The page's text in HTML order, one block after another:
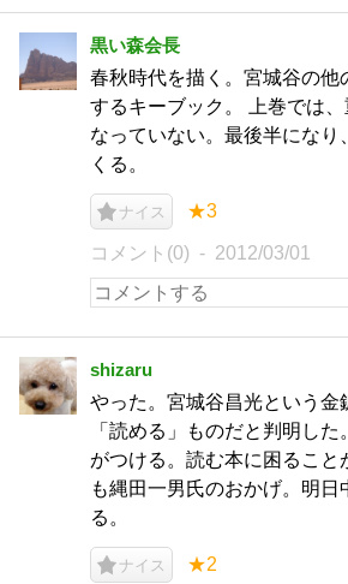
黒い森会長
春秋時代を描く。宮城谷の他
するキーブック。 上巻では
なっていない。最後半になり
くる。
ナイス ★3
コメント(0) 2012/03/01
shizaru
やった。宮城谷昌光という金
「読める」ものだと判明し
がつける。読む本に困ること
も縄田一男氏のおかげ。明日
る。
ナイス ★2